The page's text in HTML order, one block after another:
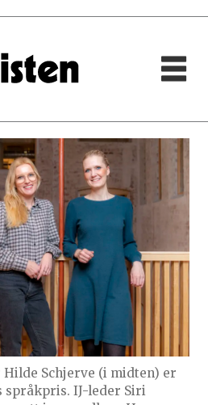
Schjerve (i midten) er
språkpris. IJ-leder Siri